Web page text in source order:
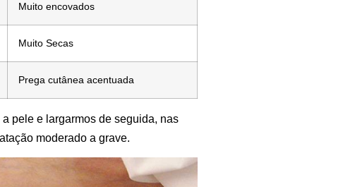
Muito encovados
Muito Secas
Prega cutânea acentuada
a pele e largarmos de seguida, nas
moderado a grave.